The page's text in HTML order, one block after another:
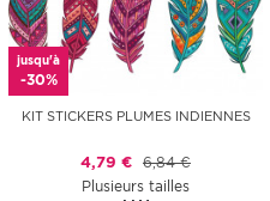
jusqu'à
-30%
KIT STICKERS PLUMES INDIENNES
4,79 € 6,84 €
Plusieurs tailles